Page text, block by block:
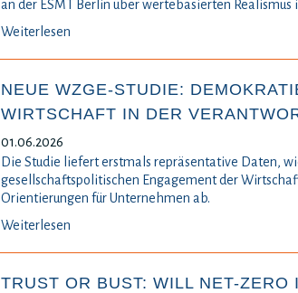
an der ESMT Berlin über wertebasierten
Weiterlesen
NEUE WZGE-STUDIE:
WIRTSCHAFT IN DER
01.06.2026
Die Studie liefert erstmals repräsentative Daten,
gesellschaftspolitischen Engagement der
Orientierungen für Unternehmen ab.
Weiterlesen
TRUST OR BUST: WILL NET-ZERO